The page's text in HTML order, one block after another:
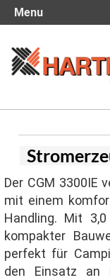
Der CGM 3300IE
mit einem
Handling. Mit
kompakter
perfekt für
den Einsatz an
Menu